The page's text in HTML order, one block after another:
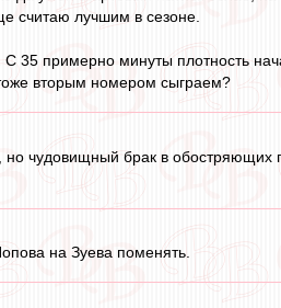
считаю лучшим в сезоне.
35 примерно минуты плотность
вторым номером сыграем?
но чудовищный брак в обостряющих
на Зуева поменять.